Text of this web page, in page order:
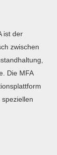
ist der
zwischen
Die MFA